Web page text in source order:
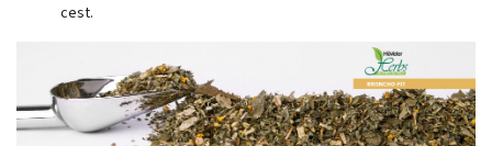
cest.